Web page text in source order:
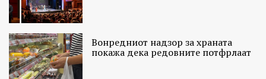
Вонредниот надзор за храната
покажа дека редовните потфрлаат